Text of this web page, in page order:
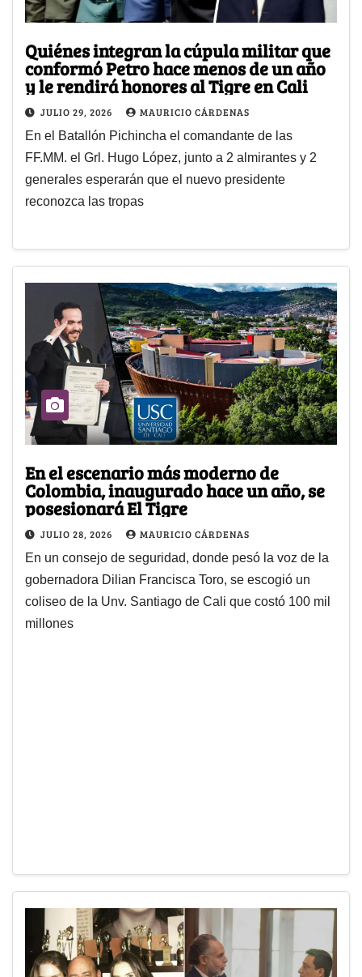
Quiénes integran la cúpula militar que
conformó Petro hace menos de un año
y le rendirá honores al Tigre en Cali
JULIO 29, 2026 MAURICIO CÁRDENAS
En el Batallón Pichincha el comandante de las
FF.MM. el Grl. Hugo López, junto a 2 almirantes y 2
generales esperarán que el nuevo presidente
reconozca las tropas
En el escenario más moderno de
Colombia, inaugurado hace un año, se
posesionará El Tigre
JULIO 28, 2026 MAURICIO CÁRDENAS
En un consejo de seguridad, donde pesó la voz de la
gobernadora Dilian Francisca Toro, se escogió un
coliseo de la Unv. Santiago de Cali que costó 100 mil
millones